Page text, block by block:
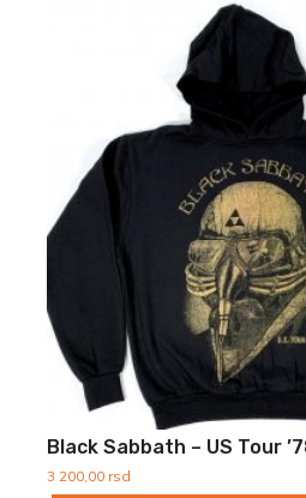
Black Sabbath – US Tour
3 200,00 rsd